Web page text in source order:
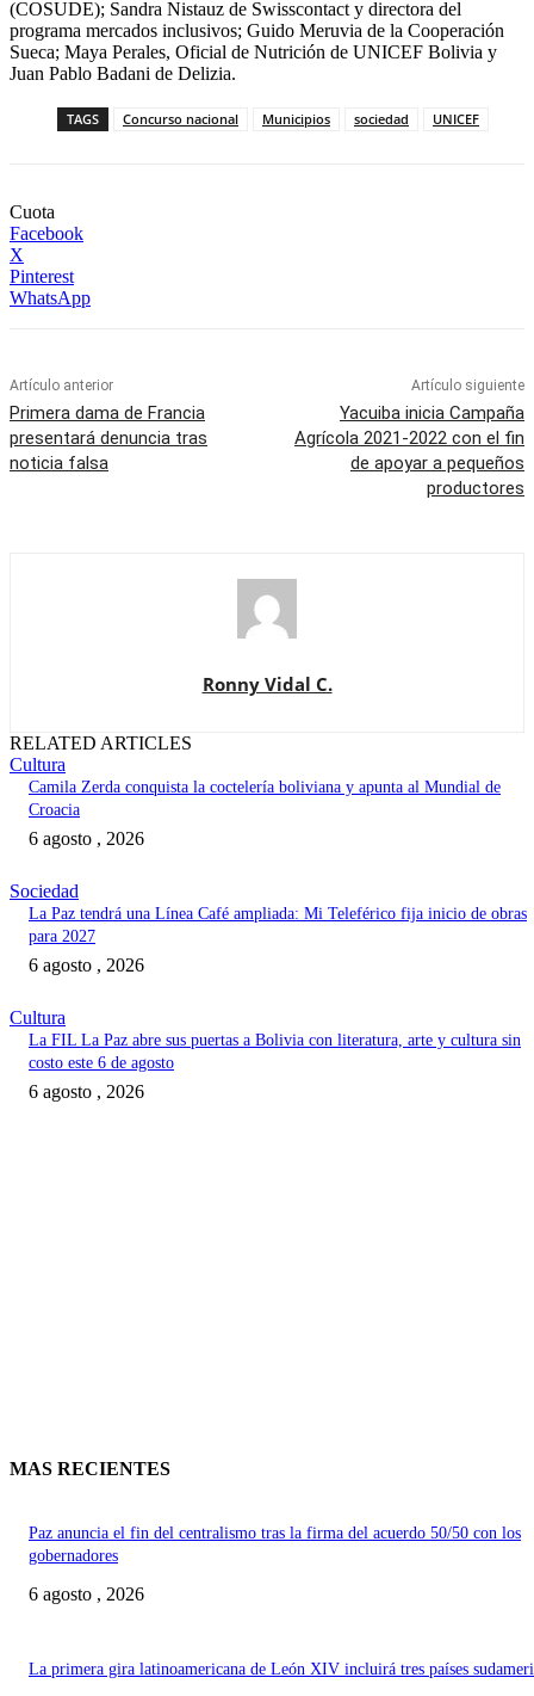
(COSUDE); Sandra Nistauz de Swisscontact y directora del
programa mercados inclusivos; Guido Meruvia de la Cooperación
Sueca; Maya Perales, Oficial de Nutrición de UNICEF Bolivia y
Juan Pablo Badani de Delizia.
TAGS Concurso nacional Municipios sociedad UNICEF
Cuota
Facebook
X
Pinterest
WhatsApp
Artículo anterior
Primera dama de Francia
presentará denuncia tras
noticia falsa
Artículo siguiente
Yacuiba inicia Campaña
Agrícola 2021-2022 con el fin
de apoyar a pequeños
productores
Ronny Vidal C.
RELATED ARTICLES
Cultura
Camila Zerda conquista la coctelería boliviana y apunta al Mundial de
Croacia
6 agosto , 2026
Sociedad
La Paz tendrá una Línea Café ampliada: Mi Teleférico fija inicio de obras
para 2027
6 agosto , 2026
Cultura
La FIL La Paz abre sus puertas a Bolivia con literatura, arte y cultura sin
costo este 6 de agosto
6 agosto , 2026
MAS RECIENTES
Paz anuncia el fin del centralismo tras la firma del acuerdo 50/50 con los
gobernadores
6 agosto , 2026
La primera gira latinoamericana de León XIV incluirá tres países